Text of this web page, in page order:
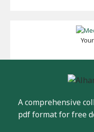
A comprehensive
pdf format for free